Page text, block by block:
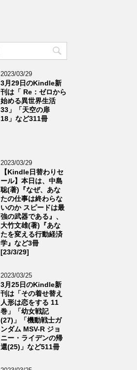
2023/03/29
3月29日のKindle新
刊は「 Re：ゼロから
始める異世界生活
33」「天空の扉
18」など311冊
2023/03/29
【Kindle日替わりセ
ール】本日は、中島
聡(著)『なぜ、あな
たの仕事は終わらな
いのか スピードは最
強の武器である』、
大竹文雄(著)『あな
たを変える行動経済
学』など3冊
[23/3/29]
2023/03/25
3月25日のKindle新
刊は「その着せ替え
人形は恋をする 11
巻」「幼女戦記
(27)」「機動戦士ガ
ンダム MSV-R ジョ
ニー・ライデンの帰
還(25)」など511冊